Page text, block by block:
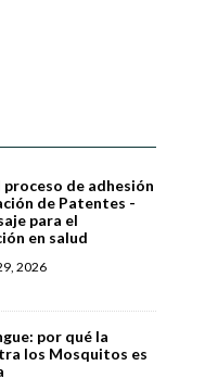
de adhesión
de Patentes -
para el
en salud
2026
por qué la
los Mosquitos es